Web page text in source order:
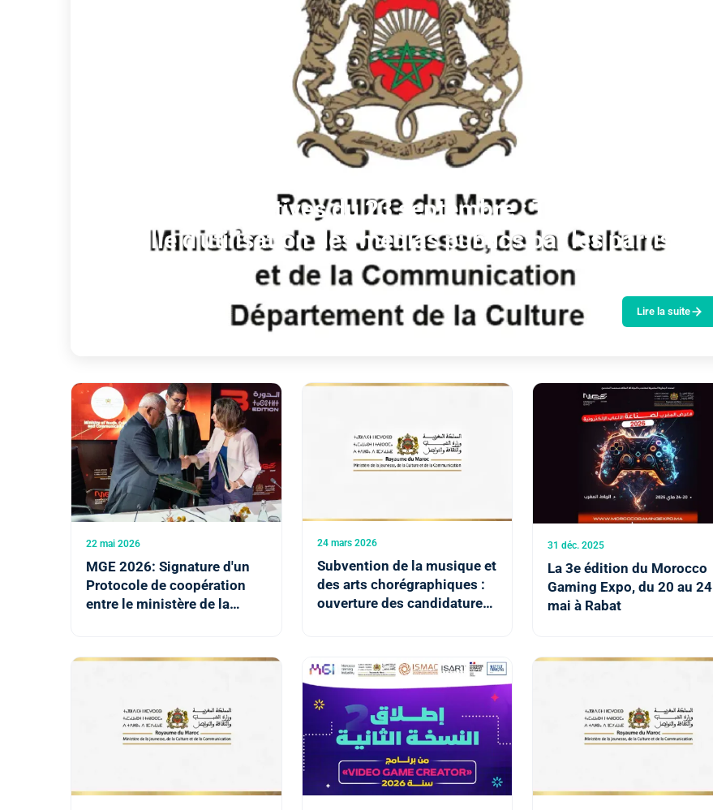
Élections législatives du 23 septembre : Tirage au sort de
la grille d'utilisation des médias publics par les partis
Lire la suite
22 mai 2026
MGE 2026: Signature d'un
Protocole de coopération
entre le ministère de la
l'Institut Français au Maroc
24 mars 2026
Subvention de la musique et
des arts chorégraphiques :
ouverture des candidatures
31 déc. 2025
La 3e édition du Morocco
Gaming Expo, du 20 au 24
mai à Rabat